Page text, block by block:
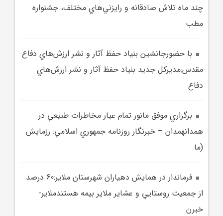
چند ماه تلاش صادقانه و رايزني‌هاي مختلف، جشنواره
مطب
با حضورجانشين بنياد حفظ آثار و نشر ارزش‌هاي دفاع
مقدس:مديرکل جديد بنياد حفظ آثار و نشر ارزش‌هاي
دفاع
برگزاري موفق مانور تمام عيار مخاطرات طبيعي در
همدانهمدان – خبرنگار روزنامه جمهوري اسلامي: رزمايش
(ما
فرماندار در همايش دهياران شهرستان ملاير:60 درصد
از جمعيت روستايي و عشاير ملاير بيمه هستندملاير-
خبرن